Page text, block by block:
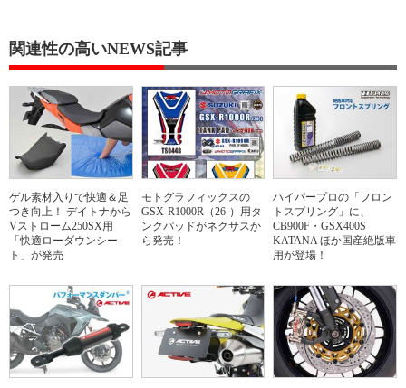
関連性の高いNEWS記事
ゲル素材入りで快適＆足
つき向上！ デイトナから
Vストローム250SX用
「快適ローダウンシー
ト」が発売
モトグラフィックスの
GSX-R1000R（26-）用タ
ンクパッドがネクサスか
ら発売！
ハイパープロの「フロン
トスプリング」に、
CB900F・GSX400S
KATANA ほか国産絶版車
用が登場！